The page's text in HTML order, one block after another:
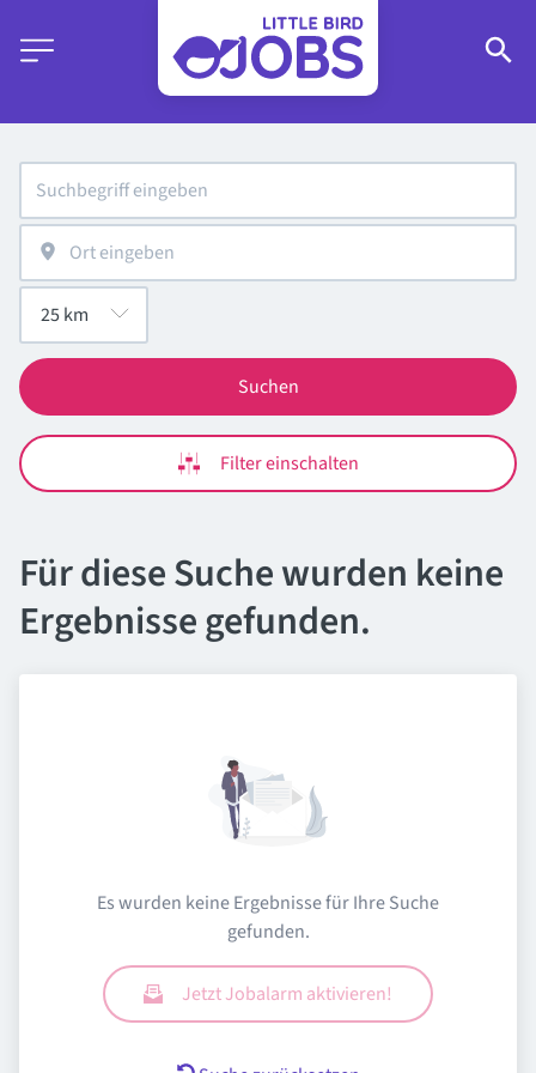
Suchen
Filter einschalten
Für diese Suche wurden keine
Ergebnisse gefunden.
Es wurden keine Ergebnisse für Ihre Suche
gefunden.
Jetzt Jobalarm aktivieren!